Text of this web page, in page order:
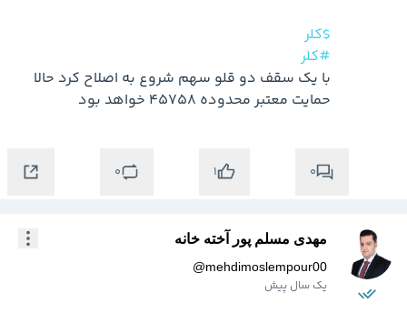
$کلر
#کلر
حمایت معتبر محدوده 45758 خواهد بود
0
1
0
مهدی مسلم پور آخته خانه
@mehdimoslempour00
یک سال پیش